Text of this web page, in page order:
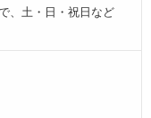
、土・日・祝日など